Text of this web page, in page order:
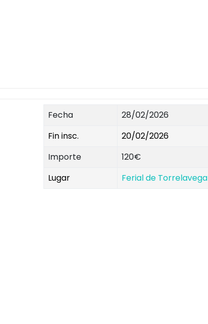
Fecha
28/02/2026
Fin insc.
20/02/2026
Importe
120€
Lugar
Ferial de Torrelavega